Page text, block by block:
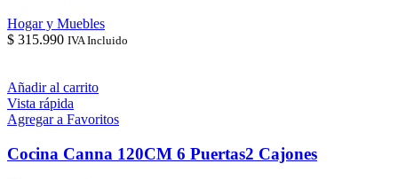
Hogar y Muebles
$ 315.990 IVA Incluido
Añadir al carrito
Vista rápida
Agregar a Favoritos
Cocina Canna 120CM 6 Puertas2 Cajones